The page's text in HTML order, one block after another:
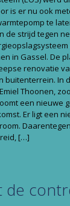
is er nu ook
te
de strijd tegen
in Gassel. De
renovatie
buitenterrein. In
Thoonen,
een nieuwe
Er ligt een
[…]
de